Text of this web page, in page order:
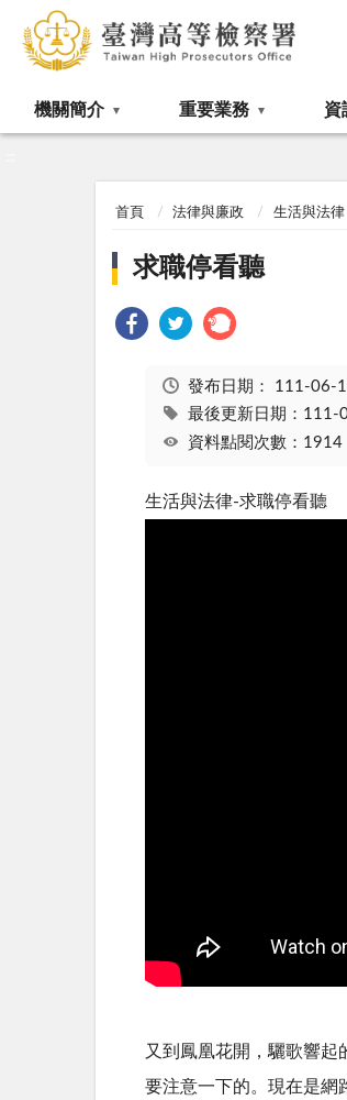
機關簡介 重要業務 資
首頁 法律與廉政 生活與法律
求職停看聽
發布日期： 111-06-
最後更新日期：111-
資料點閱次數：1914
生活與法律-求職停看聽
又到鳳凰花開，驪歌響
要注意一下的。現在是網